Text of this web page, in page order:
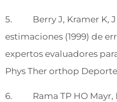
5. Berry J, Kramer K, J
estimaciones (1999) de
expertos evaluadores
Phys Ther orthop
6. Rama TP HO Mayr,